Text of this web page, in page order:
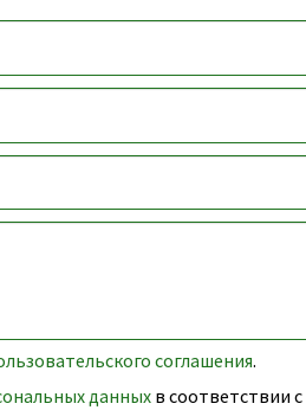
соглашения.
данныхв соответствии с